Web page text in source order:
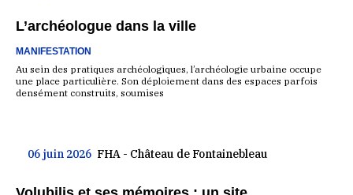
L’archéologue dans la ville
MANIFESTATION
Au sein des pratiques archéologiques, l’archéologie urbaine occupe
une place particulière. Son déploiement dans des espaces parfois
densément construits, soumises
06 juin 2026 FHA - Château de Fontainebleau